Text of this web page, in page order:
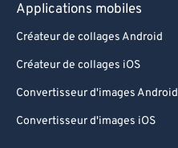
Applications mobiles
Créateur de collages Android
Créateur de collages iOS
Convertisseur d'images Android
Convertisseur d'images iOS